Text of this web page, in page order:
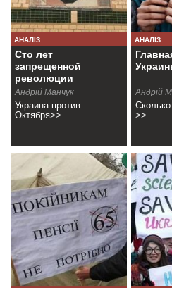
АНАЛІЗ
Сто лет
запрещенной
революции
Андрій Манчук
Украина против
Октября>>
АНАЛІЗ
Андрій
>>